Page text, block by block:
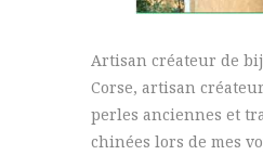
Artisan créateur de
Corse, artisan
perles anciennes et
chinées lors de mes